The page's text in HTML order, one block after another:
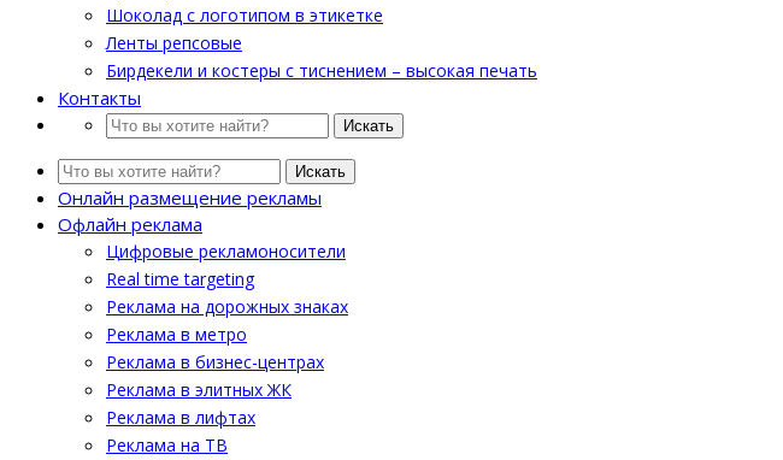
Шоколад с логотипом в этикетке
Ленты репсовые
Бирдекели и костеры с тиснением – высокая печать
Контакты
Искать
Искать
Онлайн размещение рекламы
Офлайн реклама
Цифровые рекламоносители
Real time targeting
Реклама на дорожных знаках
Реклама в метро
Реклама в бизнес-центрах
Реклама в элитных ЖК
Реклама в лифтах
Реклама на ТВ